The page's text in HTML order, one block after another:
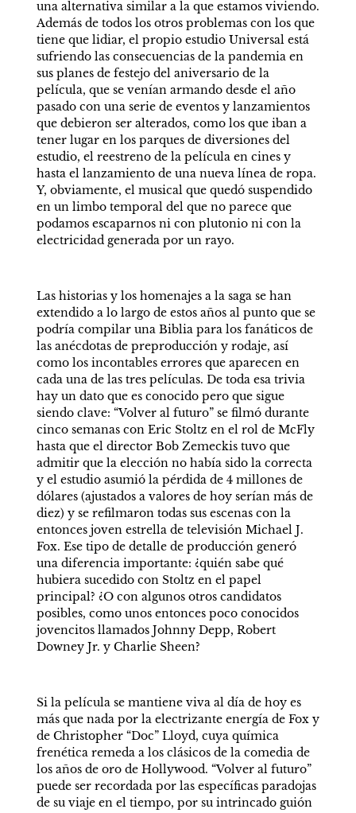
una alternativa similar a la que estamos viviendo.
Además de todos los otros problemas con los que
tiene que lidiar, el propio estudio Universal está
sufriendo las consecuencias de la pandemia en
sus planes de festejo del aniversario de la
película, que se venían armando desde el año
pasado con una serie de eventos y lanzamientos
que debieron ser alterados, como los que iban a
tener lugar en los parques de diversiones del
estudio, el reestreno de la película en cines y
hasta el lanzamiento de una nueva línea de ropa.
Y, obviamente, el musical que quedó suspendido
en un limbo temporal del que no parece que
podamos escaparnos ni con plutonio ni con la
electricidad generada por un rayo.
Las historias y los homenajes a la saga se han
extendido a lo largo de estos años al punto que se
podría compilar una Biblia para los fanáticos de
las anécdotas de preproducción y rodaje, así
como los incontables errores que aparecen en
cada una de las tres películas. De toda esa trivia
hay un dato que es conocido pero que sigue
siendo clave: “Volver al futuro” se filmó durante
cinco semanas con Eric Stoltz en el rol de McFly
hasta que el director Bob Zemeckis tuvo que
admitir que la elección no había sido la correcta
y el estudio asumió la pérdida de 4 millones de
dólares (ajustados a valores de hoy serían más de
diez) y se refilmaron todas sus escenas con la
entonces joven estrella de televisión Michael J.
Fox. Ese tipo de detalle de producción generó
una diferencia importante: ¿quién sabe qué
hubiera sucedido con Stoltz en el papel
principal? ¿O con algunos otros candidatos
posibles, como unos entonces poco conocidos
jovencitos llamados Johnny Depp, Robert
Downey Jr. y Charlie Sheen?
Si la película se mantiene viva al día de hoy es
más que nada por la electrizante energía de Fox y
de Christopher “Doc” Lloyd, cuya química
frenética remeda a los clásicos de la comedia de
los años de oro de Hollywood. “Volver al futuro”
puede ser recordada por las específicas paradojas
de su viaje en el tiempo, por su intrincado guión